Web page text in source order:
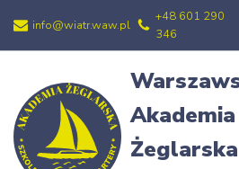
Przejdź
treści
info@wiatr.waw.pl
+48 601 290
346
Akademia
Żeglarska